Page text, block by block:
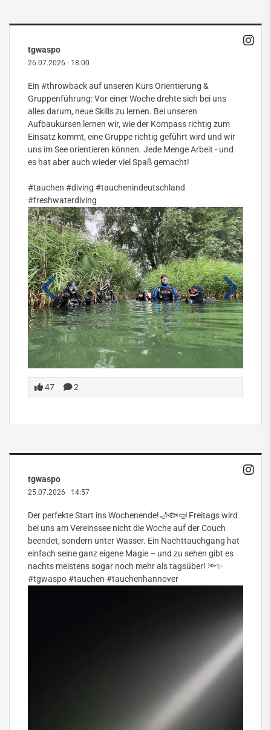
tgwaspo
26.07.2026 · 18:00
Ein #throwbackauf unseren Kurs Orientierung &
Gruppenführung: Vor einer Woche drehte sich bei uns
alles darum, neue Skills zu lernen. Bei unseren
Aufbaukursen lernen wir, wie der Kompass richtig zum
Einsatz kommt, eine Gruppe richtig geführt wird und wir
uns im See orientieren können. Jede Menge Arbeit - und
es hat aber auch wieder viel Spaß gemacht!
#tauchen #diving #tauchenindeutschland
#freshwaterdiving
47 2
tgwaspo
25.07.2026 · 14:57
Der perfekte Start ins Wochenende!🌙🐟🤿 Freitags wird
bei uns am Vereinssee nicht die Woche auf der Couch
beendet, sondern unter Wasser. Ein Nachttauchgang hat
einfach seine ganz eigene Magie – und zu sehen gibt es
nachts meistens sogar noch mehr als tagsüber! 🔦✨
#tgwaspo#tauchen #tauchenhannover